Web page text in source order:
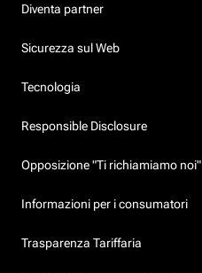
Diventa partner
Sicurezza sul Web
Tecnologia
Responsible Disclosure
Opposizione "Ti richiamiamo noi"
Informazioni per i consumatori
Trasparenza Tariffaria